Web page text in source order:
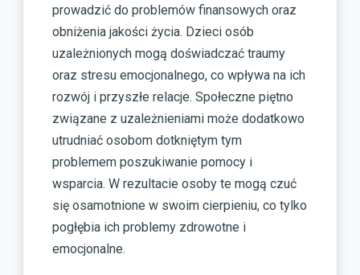
prowadzić do problemów finansowych oraz
obniżenia jakości życia. Dzieci osób
uzależnionych mogą doświadczać traumy
oraz stresu emocjonalnego, co wpływa na ich
rozwój i przyszłe relacje. Społeczne piętno
związane z uzależnieniami może dodatkowo
utrudniać osobom dotkniętym tym
problemem poszukiwanie pomocy i
wsparcia. W rezultacie osoby te mogą czuć
się osamotnione w swoim cierpieniu, co tylko
pogłębia ich problemy zdrowotne i
emocjonalne.